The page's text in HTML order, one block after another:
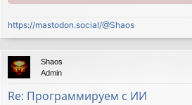
https://mastodon.social/@Shaos
Shaos
Admin
Re: Программируем с ИИ